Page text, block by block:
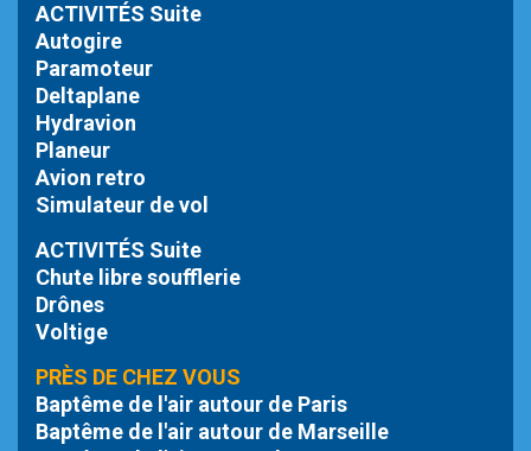
ACTIVITÉS Suite
Autogire
Paramoteur
Deltaplane
Hydravion
Planeur
Avion retro
Simulateur de vol
ACTIVITÉS Suite
Chute libresoufflerie
Drônes
Voltige
PRÈS DE CHEZ VOUS
Baptême de l'air autour de Paris
Baptême de l'air autour de Marseille